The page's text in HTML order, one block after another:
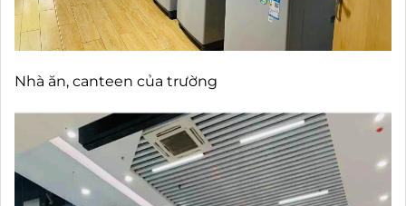
Nhà ăn, canteen của trường